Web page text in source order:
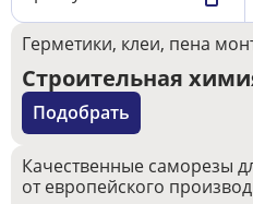
Герметики, клеи, пена
Строительная
Подобрать
Качественные саморезы
от европейского